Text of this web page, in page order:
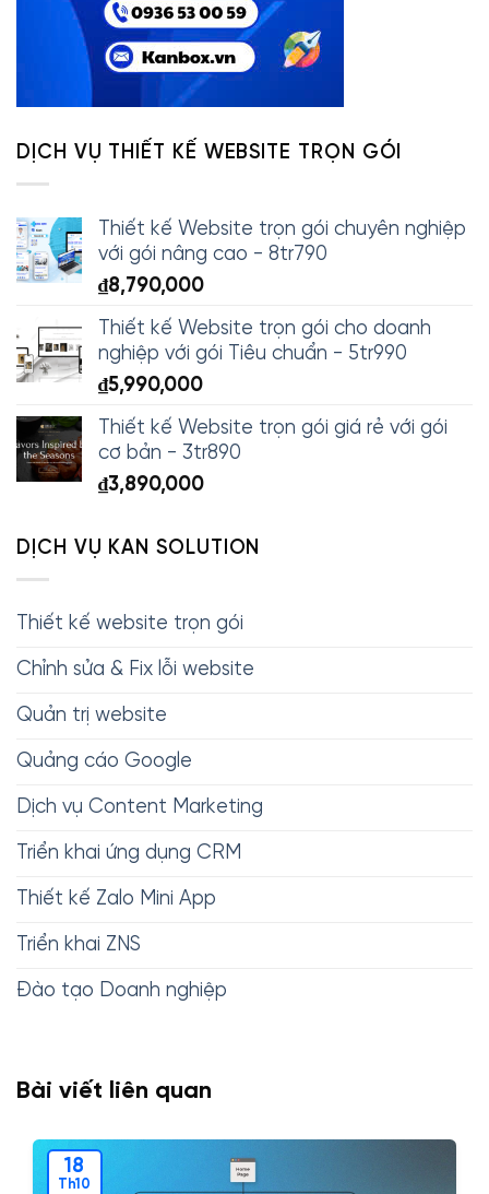
DỊCH VỤ THIẾT KẾ WEBSITE TRỌN GÓI
Thiết kế Website trọn gói chuyên nghiệp
với gói nâng cao - 8tr790
₫8,790,000
Thiết kế Website trọn gói cho doanh
nghiệp với gói Tiêu chuẩn - 5tr990
₫5,990,000
Thiết kế Website trọn gói giá rẻ với gói
cơ bản - 3tr890
₫3,890,000
DỊCH VỤ KAN SOLUTION
Thiết kế website trọn gói
Chỉnh sửa & Fix lỗi website
Quản trị website
Quảng cáo Google
Dịch vụ Content Marketing
Triển khai ứng dụng CRM
Thiết kế Zalo Mini App
Triển khai ZNS
Đào tạo Doanh nghiệp
Bài viết liên quan
18
Th10